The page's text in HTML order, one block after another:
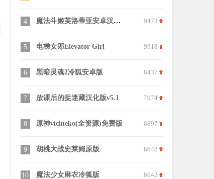
4 魔法斗姬芙洛蒂亚安卓汉化版 9473
5 电梯女郎Elevator Girl 9918
6 黑暗灵魂2冷狐安卓版 8437
7 放课后的捉迷藏汉化版v5.1 7974
8 原神vicineko(全资源)免费版 6897
9 胡桃大战史莱姆原版 8648
10 魔法少女麻衣冷狐版 8642